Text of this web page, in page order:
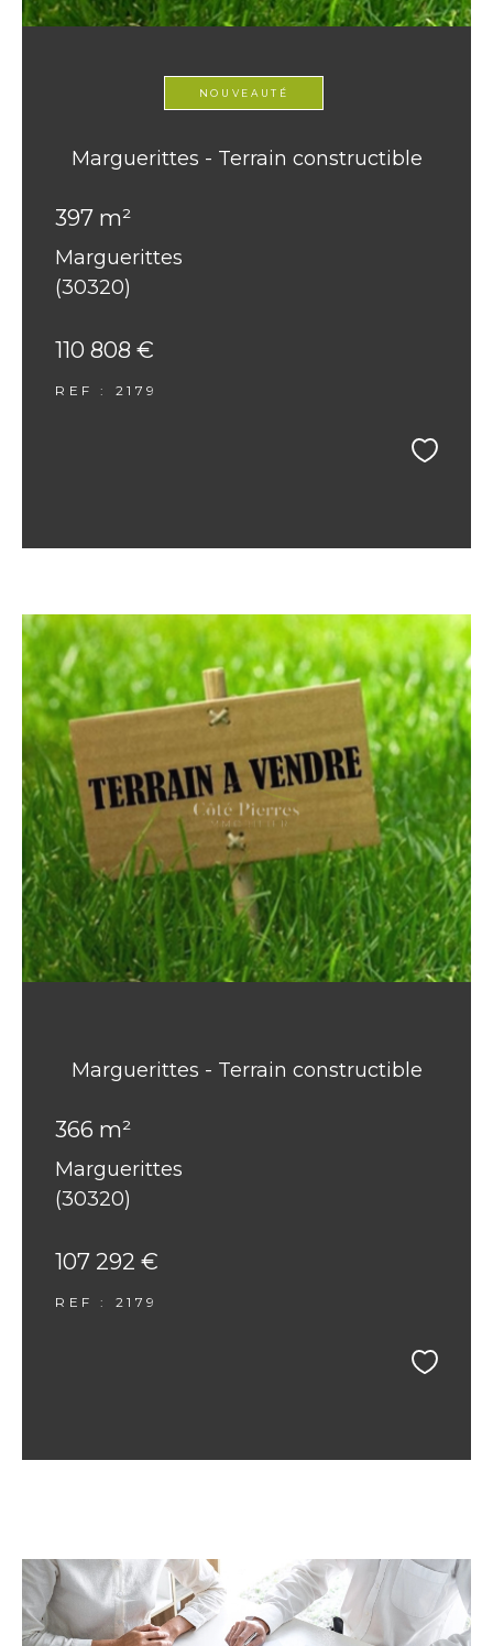
NOUVEAUTÉ
Marguerittes - Terrain constructible
397 m²
Marguerittes
(30320)
110 808 €
REF : 2179
Marguerittes - Terrain constructible
366 m²
Marguerittes
(30320)
107 292 €
REF : 2179